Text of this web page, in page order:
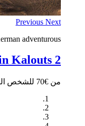
Previous Next
adventurous
2 Days in Kalouts
من €70 للشخص الواحد